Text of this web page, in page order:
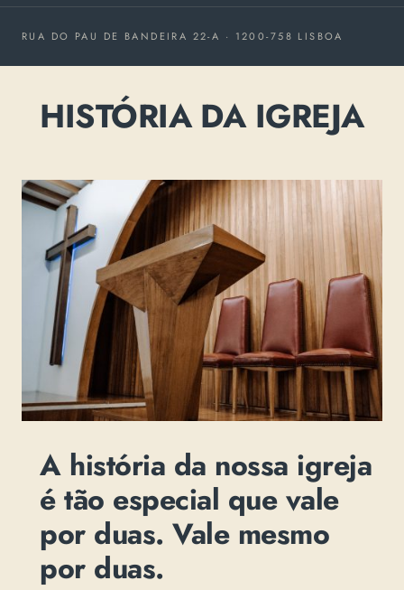
RUA DO PAU DE BANDEIRA 22-A · 1200-758 LISBOA
HISTÓRIA DA IGREJA
A história da nossa igreja
é tão especial que vale
por duas. Vale mesmo
por duas.